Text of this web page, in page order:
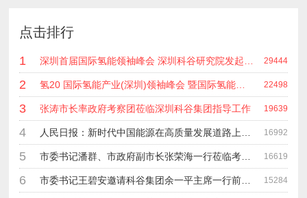
点击排行
1 深圳首届国际氢能领袖峰会 深圳科谷研究院发起主办 在深能源集团成功召开 会上相关单位 研发机构 龙头企业等签约合作 29444
2 氢20 国际氢能产业(深圳)领袖峰会 暨国际氢能产业链展览会 22498
3 张涛市长率政府考察团莅临深圳科谷集团指导工作 19639
4 人民日报：新时代中国能源在高质量发展道路上奋勇前进 16992
5 市委书记潘群、市政府副市长张荣海一行莅临考察指导工作 16619
6 市委书记王碧安邀请科谷集团余一平主席一行前往工业转移园考察合作 15284